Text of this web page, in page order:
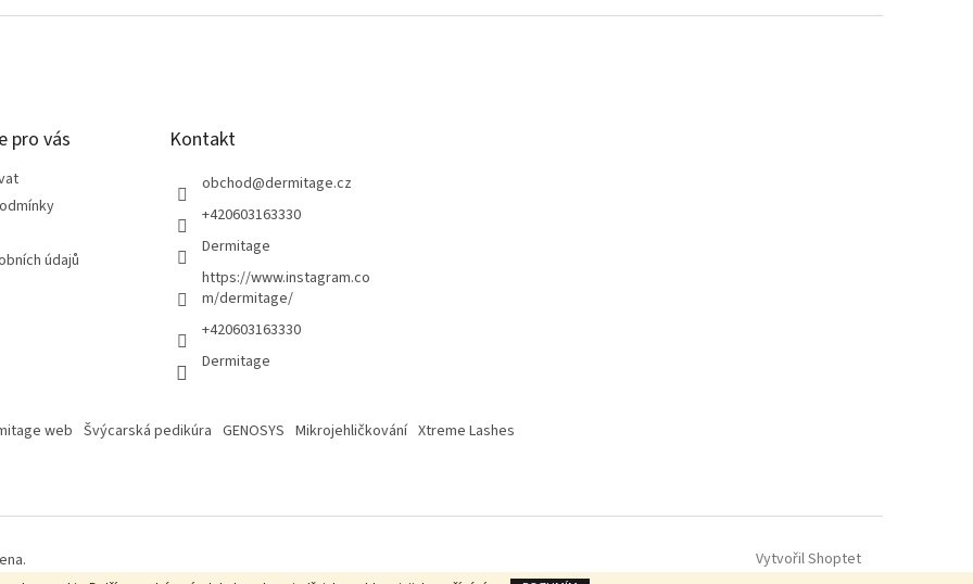
pro vás
údajů
Kontakt
obchod@dermitage.cz
+420603163330
Dermitage
https://www.instagram.co
m/dermitage/
+420603163330
Dermitage
web Švýcarská pedikúra GENOSYS Mikrojehličkování Xtreme Lashes
Vytvořil Shoptet